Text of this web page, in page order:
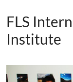
–
FLS
Institute